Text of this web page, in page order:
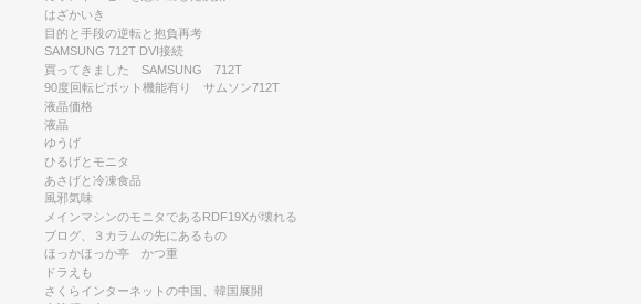
はざかいき
目的と手段の逆転と抱負再考
SAMSUNG 712T DVI接続
買ってきました SAMSUNG 712T
90度回転ピボット機能有り サムソン712T
液晶価格
液晶
ゆうげ
ひるげとモニタ
あさげと冷凍食品
風邪気味
メインマシンのモニタであるRDF19Xが壊れる
ブログ、３カラムの先にあるもの
ほっかほっか亭 かつ重
ドラえも
さくらインターネットの中国、韓国展開